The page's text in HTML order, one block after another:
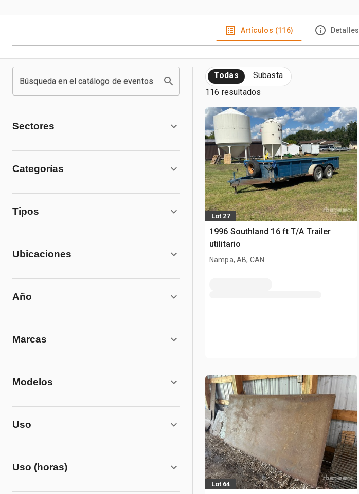
Artículos (116) Detalles
Búsqueda en el catálogo de eventos
Sectores
Categorías
Tipos
Ubicaciones
Año
Marcas
Modelos
Uso
Uso (horas)
Todas
Subasta
116 resultados
Lot 27
1996 Southland 16 ft T/A Trailer
utilitario
Nampa, AB, CAN
Lot 64